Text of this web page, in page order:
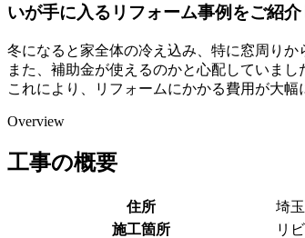
いが手に入るリフォーム事例をご紹介
冬になると家全体の冷え込み、特に窓周りか
また、補助金が使えるのかと心配していま
これにより、リフォームにかかる費用が大
Overview
工事の概要
住所
埼
施工箇所
リ